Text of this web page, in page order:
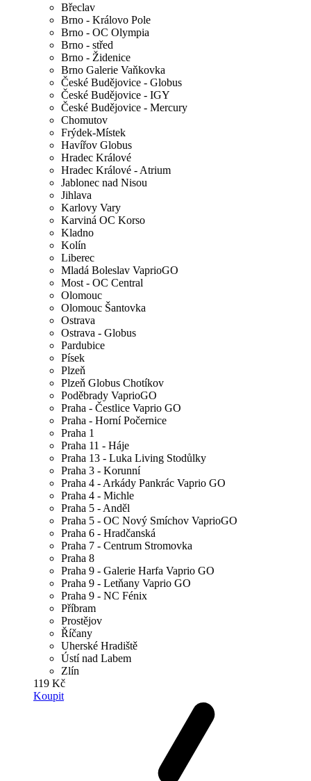
Břeclav
Brno - Královo Pole
Brno - OC Olympia
Brno - střed
Brno - Židenice
Brno Galerie Vaňkovka
České Budějovice - Globus
České Budějovice - IGY
České Budějovice - Mercury
Chomutov
Frýdek-Místek
Havířov Globus
Hradec Králové
Hradec Králové - Atrium
Jablonec nad Nisou
Jihlava
Karlovy Vary
Karviná OC Korso
Kladno
Kolín
Liberec
Mladá Boleslav VaprioGO
Most - OC Central
Olomouc
Olomouc Šantovka
Ostrava
Ostrava - Globus
Pardubice
Písek
Plzeň
Plzeň Globus Chotíkov
Poděbrady VaprioGO
Praha - Čestlice Vaprio GO
Praha - Horní Počernice
Praha 1
Praha 11 - Háje
Praha 13 - Luka Living Stodůlky
Praha 3 - Korunní
Praha 4 - Arkády Pankrác Vaprio GO
Praha 4 - Michle
Praha 5 - Anděl
Praha 5 - OC Nový Smíchov VaprioGO
Praha 6 - Hradčanská
Praha 7 - Centrum Stromovka
Praha 8
Praha 9 - Galerie Harfa Vaprio GO
Praha 9 - Letňany Vaprio GO
Praha 9 - NC Fénix
Příbram
Prostějov
Říčany
Uherské Hradiště
Ústí nad Labem
Zlín
119 Kč
Koupit